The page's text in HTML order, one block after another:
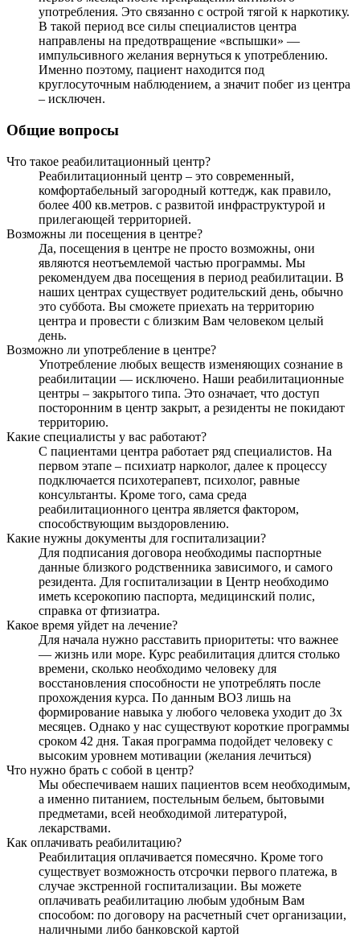
употребления. Это связанно с острой тягой к наркотику.
В такой период все силы специалистов центра
направлены на предотвращение «вспышки» —
импульсивного желания вернуться к употреблению.
Именно поэтому, пациент находится под
круглосуточным наблюдением, а значит побег из центра
– исключен.
Общие вопросы
Что такое реабилитационный центр?
Реабилитационный центр – это современный,
комфортабельный загородный коттедж, как правило,
более 400 кв.метров. с развитой инфраструктурой и
прилегающей территорией.
Возможны ли посещения в центре?
Да, посещения в центре не просто возможны, они
являются неотъемлемой частью программы. Мы
рекомендуем два посещения в период реабилитации. В
наших центрах существует родительский день, обычно
это суббота. Вы сможете приехать на территорию
центра и провести с близким Вам человеком целый
день.
Возможно ли употребление в центре?
Употребление любых веществ изменяющих сознание в
реабилитации — исключено. Наши реабилитационные
центры – закрытого типа. Это означает, что доступ
посторонним в центр закрыт, а резиденты не покидают
территорию.
Какие специалисты у вас работают?
С пациентами центра работает ряд специалистов. На
первом этапе – психиатр нарколог, далее к процессу
подключается психотерапевт, психолог, равные
консультанты. Кроме того, сама среда
реабилитационного центра является фактором,
способствующим выздоровлению.
Какие нужны документы для госпитализации?
Для подписания договора необходимы паспортные
данные близкого родственника зависимого, и самого
резидента. Для госпитализации в Центр необходимо
иметь ксерокопию паспорта, медицинский полис,
справка от фтизиатра.
Какое время уйдет на лечение?
Для начала нужно расставить приоритеты: что важнее
— жизнь или море. Курс реабилитация длится столько
времени, сколько необходимо человеку для
восстановления способности не употреблять после
прохождения курса. По данным ВОЗ лишь на
формирование навыка у любого человека уходит до 3х
месяцев. Однако у нас существуют короткие программы
сроком 42 дня. Такая программа подойдет человеку с
высоким уровнем мотивации (желания лечиться)
Что нужно брать с собой в центр?
Мы обеспечиваем наших пациентов всем необходимым,
а именно питанием, постельным бельем, бытовыми
предметами, всей необходимой литературой,
лекарствами.
Как оплачивать реабилитацию?
Реабилитация оплачивается помесячно. Кроме того
существует возможность отсрочки первого платежа, в
случае экстренной госпитализации. Вы можете
оплачивать реабилитацию любым удобным Вам
способом: по договору на расчетный счет организации,
наличными либо банковской картой